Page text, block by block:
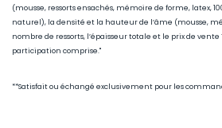
(mousse, ressorts ensachés, mémoire de forme, latex,
naturel), la densité et la hauteur de l’âme (mousse,
nombre de ressorts, l’épaisseur totale et le prix de vente
participation comprise."
**Satisfait ou échangé exclusivement pour les